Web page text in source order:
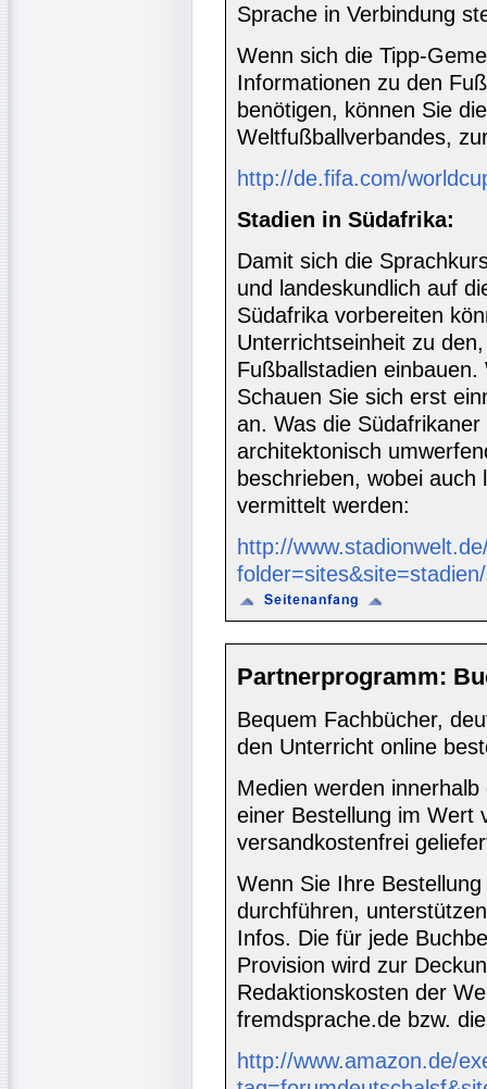
Sprache in Verbindung
Wenn sich die Tipp-
Informationen zu den
benötigen, können Sie
Weltfußballverbandes,
http://de.fifa.com/
Stadien in Südafrika:
Damit sich die
und landeskundlich auf
Südafrika vorbereiten
Unterrichtseinheit zu
Fußballstadien
Schauen Sie sich erst
an. Was die
architektonisch
beschrieben, wobei auch
vermittelt werden:
http://
Partnerprogramm:
Bequem Fachbücher,
den Unterricht online
Medien werden
einer Bestellung im Wert
versandkostenfrei
Wenn Sie Ihre
durchführen,
Infos. Die für jede
Provision wird zur
Redaktionskosten der
fremdsprache.de bzw.
http://www.amazon.de/